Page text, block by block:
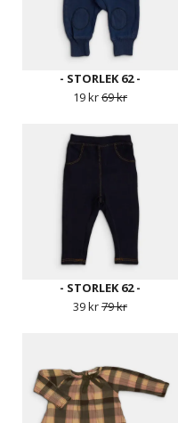
- STORLEK 62 -
19 kr69 kr
- STORLEK 62 -
39 kr79 kr